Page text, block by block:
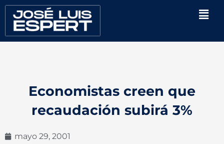
contenido
Economistas creen que
recaudación subirá 3%
mayo 29, 2001